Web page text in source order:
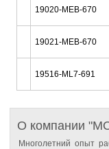
19020-MEB-670
19021-MEB-670
19516-ML7-691
О компании
Многолетний опыт